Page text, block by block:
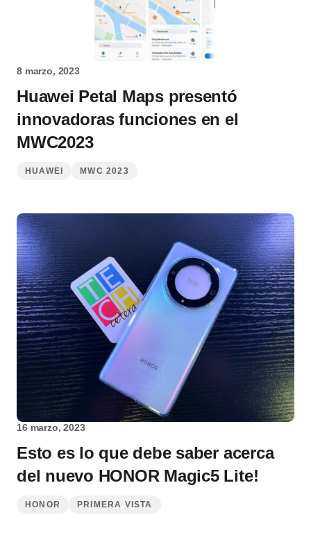
8 marzo, 2023
Huawei Petal Maps presentó
innovadoras funciones en el
MWC2023
HUAWEI MWC 2023
16 marzo, 2023
Esto es lo que debe saber acerca
del nuevo HONOR Magic5 Lite!
HONOR PRIMERA VISTA